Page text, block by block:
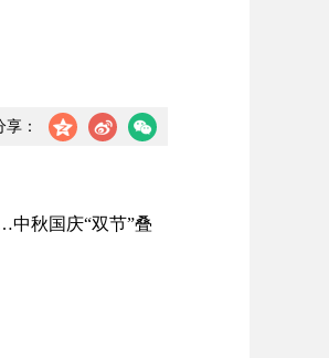
享：
秋国庆“双节”叠